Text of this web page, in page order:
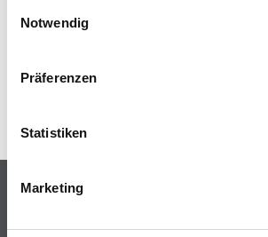
Notwendig
Präferenzen
Statistiken
Marketing
GEFAHRENHINWEISE
Online-Shop